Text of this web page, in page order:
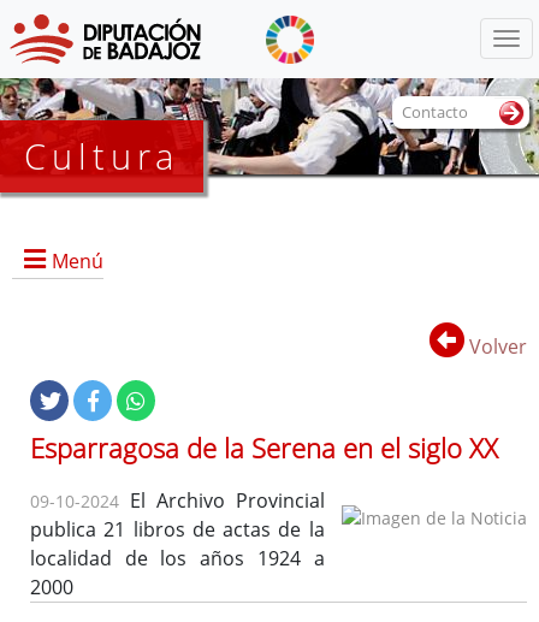
Cultura
Menú
Portada
y servicios.
Historia del Archivo
Reglamento y Procedimientos
Recursos
Volver
Esparragosa de la Serena en el siglo XX
09-10-2024 El Archivo Provincial
publica 21 libros de actas de la
localidad de los años 1924 a
2000
Contacto